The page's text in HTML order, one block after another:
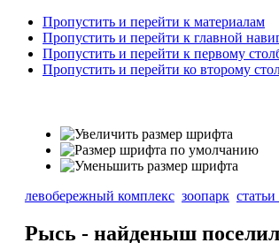
Пропустить и перейти к материалам
Пропустить и перейти к главной
Пропустить и перейти к первому
Пропустить и перейти ко второму
левобережный комплекс зоопарк
Рысь - найденыш